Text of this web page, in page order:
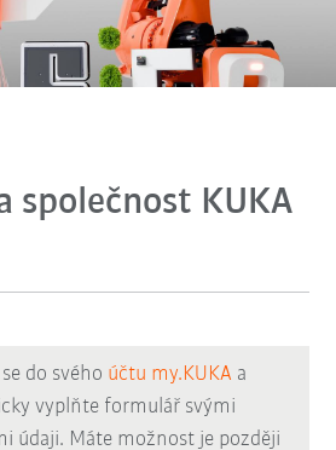
společnost KUKA
do svého účtu my.KUKA a
vyplňte formulář svými
údaji. Máte možnost je později